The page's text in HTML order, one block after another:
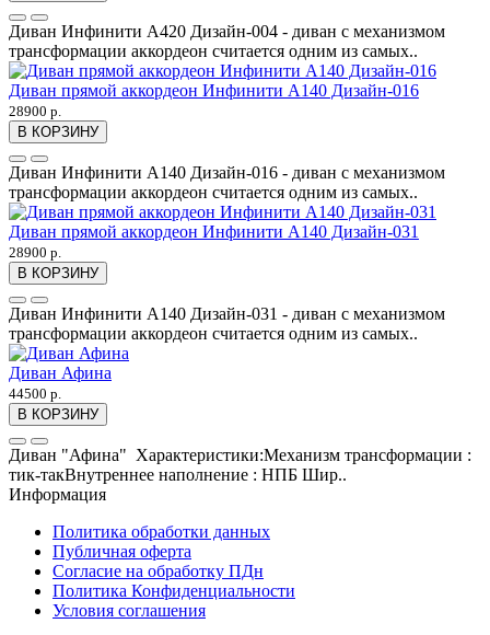
Диван Инфинити А420 Дизайн-004 - диван с механизмом
трансформации аккордеон считается одним из самых..
Диван прямой аккордеон Инфинити А140 Дизайн-016
28900 р.
В КОРЗИНУ
Диван Инфинити А140 Дизайн-016 - диван с механизмом
трансформации аккордеон считается одним из самых..
Диван прямой аккордеон Инфинити А140 Дизайн-031
28900 р.
В КОРЗИНУ
Диван Инфинити А140 Дизайн-031 - диван с механизмом
трансформации аккордеон считается одним из самых..
Диван Афина
44500 р.
В КОРЗИНУ
Диван "Афина" Характеристики:Механизм трансформации :
тик-такВнутреннее наполнение : НПБ Шир..
Информация
Политика обработки данных
Публичная оферта
Согласие на обработку ПДн
Политика Конфиденциальности
Условия соглашения